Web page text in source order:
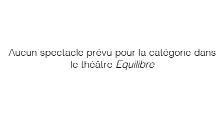
Aucun spectacle prévu pour la catégorie dans
le théâtre Equilibre